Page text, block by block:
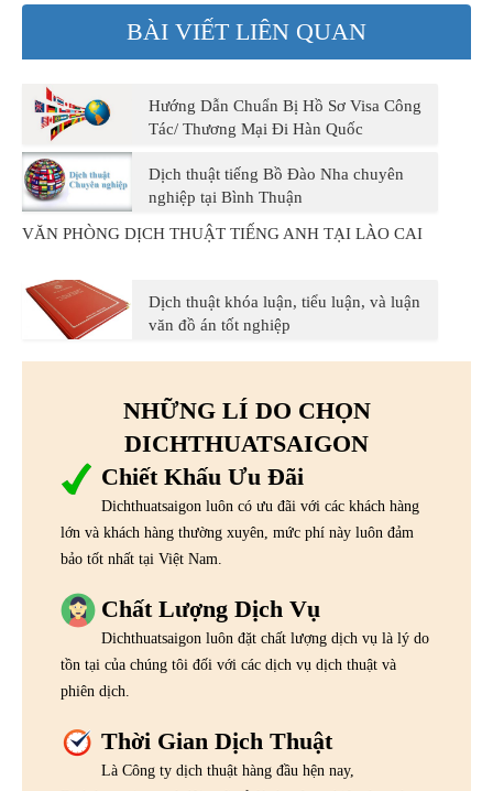
BÀI VIẾT LIÊN QUAN
Hướng Dẫn Chuẩn Bị Hồ Sơ Visa Công
Tác/ Thương Mại Đi Hàn Quốc
Dịch thuật tiếng Bồ Đào Nha chuyên
nghiệp tại Bình Thuận
VĂN PHÒNG DỊCH THUẬT TIẾNG ANH TẠI LÀO CAI
Dịch thuật khóa luận, tiểu luận, và luận
văn đồ án tốt nghiệp
NHỮNG LÍ DO CHỌN
DICHTHUATSAIGON
Chiết Khấu Ưu Đãi
Dichthuatsaigon luôn có ưu đãi với các khách hàng
lớn và khách hàng thường xuyên, mức phí này luôn đảm
bảo tốt nhất tại Việt Nam.
Chất Lượng Dịch Vụ
Dichthuatsaigon luôn đặt chất lượng dịch vụ là lý do
tồn tại của chúng tôi đối với các dịch vụ dịch thuật và
phiên dịch.
Thời Gian Dịch Thuật
Là Công ty dịch thuật hàng đầu hện nay,